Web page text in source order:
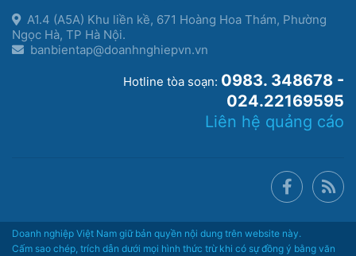
A1.4 (A5A) Khu liền kề, 671 Hoàng Hoa Thám, Phường
Ngọc Hà, TP Hà Nội.
banbientap@doanhnghiepvn.vn
Hotline tòa soạn: 0983. 348678 -
024.22169595
Liên hệ quảng cáo
Doanh nghiệp Việt Nam giữ bản quyền nội dung trên website này.
Cấm sao chép, trích dẫn dưới mọi hình thức trừ khi có sự đồng ý bằng văn